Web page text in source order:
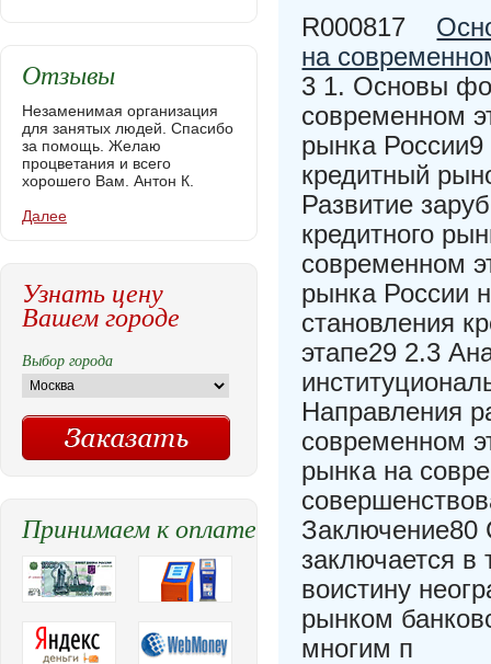
R000817
на
3 1. Основы
современном
рынка
кредитный
Развитие
кредитного
современном
рынка России
становления
этапе29 2.3
Направления
современном
рынка на
Заключение80
заключается в
воистину
рынком
многим п
Отзывы
Незаменимая организация
для занятых людей. Спасибо
за помощь. Желаю
процветания и всего
хорошего Вам. Антон К.
Далее
Узнать цену
Вашем городе
Выбор города
Принимаем к оплате